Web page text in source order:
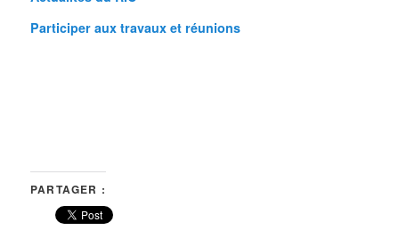
Participer aux travaux et réunions
PARTAGER :